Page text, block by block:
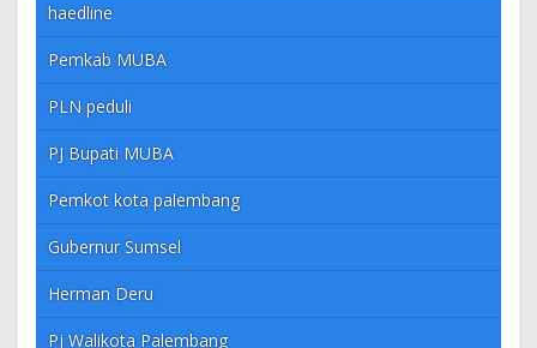
haedline
Pemkab MUBA
PLN peduli
PJ Bupati MUBA
Pemkot kota palembang
Gubernur Sumsel
Herman Deru
Pj Walikota Palembang